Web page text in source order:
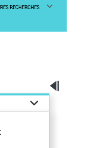
RECHERCHES